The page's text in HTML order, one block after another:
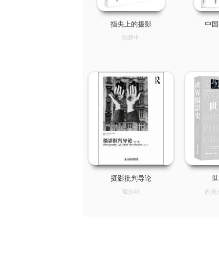
指尖上的摄影
陈建中
中
摄影批判导论
葳尔丝 内奥